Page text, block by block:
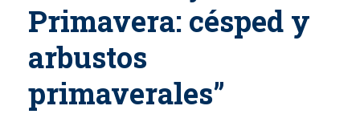
Primavera: césped y
arbustos
primaverales”